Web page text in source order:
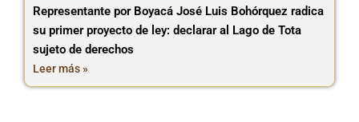
Representante por Boyacá José Luis Bohórquez radica
su primer proyecto de ley: declarar al Lago de Tota
sujeto de derechos
Leer más »